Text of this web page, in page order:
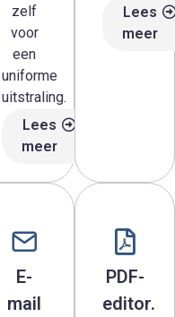
zelf
voor
een
uniforme
uitstraling.
Lees
meer
Lees
meer
E-
mail
PDF-
editor.